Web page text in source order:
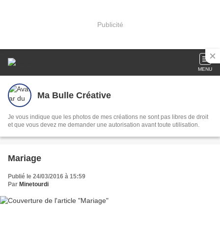
Publicité
MENU
Ma Bulle Créative
Je vous indique que les photos de mes créations ne sont pas libres de droit
et que vous devez me demander une autorisation avant toute utilisation.
Mariage
Publié le 24/03/2016 à 15:59
Par Minetourdi